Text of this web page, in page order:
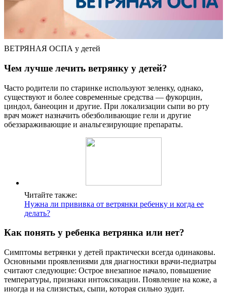
ВЕТРЯНАЯ ОСПА у детей
Чем лучше лечить ветрянку у детей?
Часто родители по старинке используют зеленку, однако,
существуют и более современные средства — фукорцин,
циндол, банеоцин и другие. При локализации сыпи во рту
врач может назначить обезболивающие гели и другие
обеззараживающие и анальгезирующие препараты.
Читайте также:
Нужна ли прививка от ветрянки ребенку и когда ее
делать?
Как понять у ребенка ветрянка или нет?
Симптомы ветрянки у детей практически всегда одинаковы.
Основными проявлениями для диагностики врачи-педиатры
считают следующие: Острое внезапное начало, повышение
температуры, признаки интоксикации. Появление на коже, а
иногда и на слизистых, сыпи, которая сильно зудит.